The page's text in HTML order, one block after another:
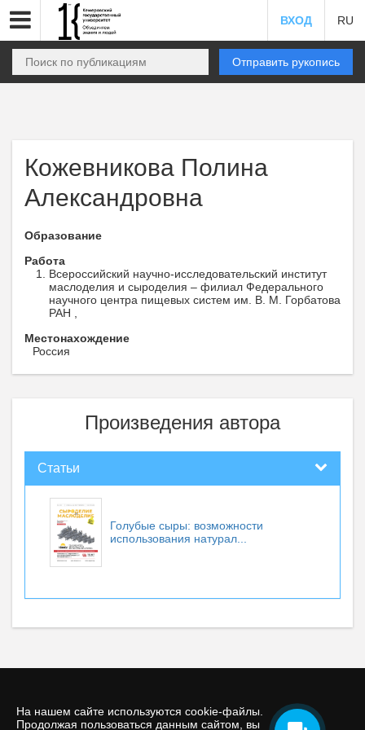
На нашем сайте используются cookie-файлы.
Продолжая пользоваться данным сайтом, вы
ВХОД RU
Отправить рукопись
Кожевникова Полина
Александровна
Образование
Работа
Всероссийский научно-исследовательский институт
маслоделия и сыроделия – филиал Федерального
научного центра пищевых систем им. В. М. Горбатова
РАН ,
Местонахождение
Россия
Произведения автора
Статьи
Голубые сыры: возможности
использования натурал...